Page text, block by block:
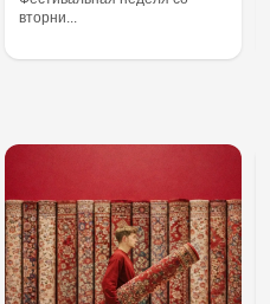
вторни...